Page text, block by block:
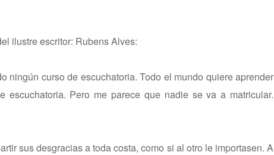
ilustre escritor: Rubens Alves:
ningún curso de escuchatoria. Todo el mundo quiere aprender
Pero me parece que nadie se va a matricular.
sus desgracias a toda costa, como si al otro le importasen. A